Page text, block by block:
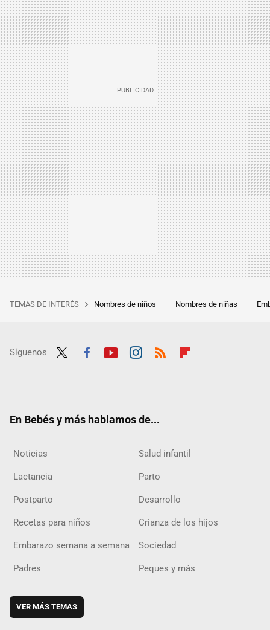
TEMAS DE INTERÉS Nombres de niños Nombres de niñas
Síguenos
En Bebés y más hablamos de...
Noticias Salud infantil
Lactancia Parto
Postparto Desarrollo
Recetas para niños Crianza de los hijos
Embarazo semana a semana Sociedad
Padres Peques y más
VER MÁS TEMAS